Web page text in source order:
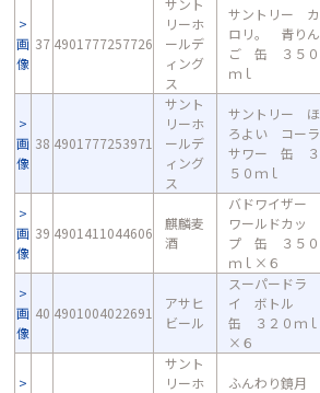
画
像
37 4901777257726
サント
リーホ
ールデ
ィング
ス
サントリー カ
ロリ。 青りん
ご 缶 ３５０
ｍｌ
画
像
38 4901777253971
サント
リーホ
ールデ
ィング
ス
サントリー ほ
ろよい コーラ
サワー 缶 ３
５０ｍｌ
画
像
39 4901411044606
麒麟麦
酒
バドワイザー
ワールドカッ
プ 缶 ３５０
ｍｌ×６
画
像
40 4901004022691
アサヒ
ビール
スーパードラ
イ ボトル
缶 ３２０ｍｌ
×６
サント
リーホ
ふんわり鏡月